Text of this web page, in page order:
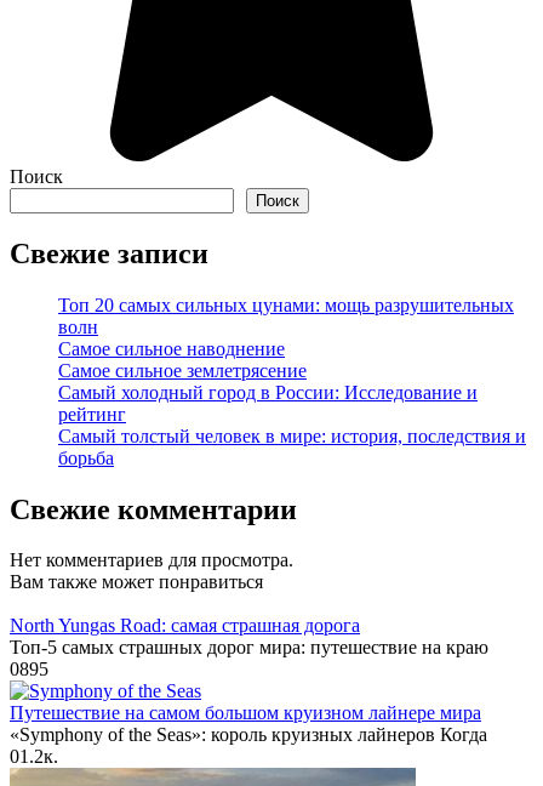
Поиск
Поиск
Свежие записи
Топ 20 самых сильных цунами: мощь разрушительных
волн
Самое сильное наводнение
Самое сильное землетрясение
Самый холодный город в России: Исследование и
рейтинг
Самый толстый человек в мире: история, последствия и
борьба
Свежие комментарии
Нет комментариев для просмотра.
Вам также может понравиться
North Yungas Road: самая страшная дорога
Топ-5 самых страшных дорог мира: путешествие на краю
0895
Путешествие на самом большом круизном лайнере мира
«Symphony of the Seas»: король круизных лайнеров Когда
01.2к.